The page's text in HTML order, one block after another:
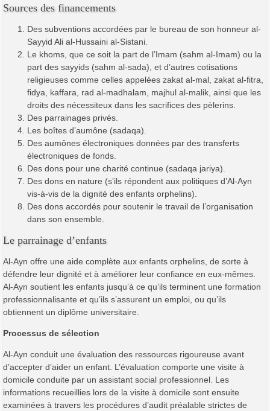
Sources des financements
Des subventions accordées par le bureau de son honneur al-
Sayyid Ali al-Hussaini al-Sistani.
Le khoms, que ce soit la part de l’Imam (sahm al-Imam) ou la
part des sayyids (sahm al-sada), et d’autres cotisations
religieuses comme celles appelées zakat al-mal, zakat al-fitra,
fidya, kaffara, rad al-madhalam, majhul al-malik, ainsi que les
droits des nécessiteux dans les sacrifices des pèlerins.
Des parrainages privés.
Les boîtes d’aumône (sadaqa).
Des aumônes électroniques données par des transferts
électroniques de fonds.
Des dons pour une charité continue (sadaqa jariya).
Des dons en nature (s’ils répondent aux politiques d’Al-Ayn
vis-à-vis de la dignité des enfants orphelins).
Des dons accordés pour soutenir le travail de l’organisation
dans son ensemble.
Le parrainage d’enfants
Al-Ayn offre une aide complète aux enfants orphelins, de sorte à
défendre leur dignité et à améliorer leur confiance en eux-mêmes.
Al-Ayn soutient les enfants jusqu’à ce qu’ils terminent une formation
professionnalisante et qu’ils s’assurent un emploi, ou qu’ils
obtiennent un diplôme universitaire.
Processus de sélection
Al-Ayn conduit une évaluation des ressources rigoureuse avant
d’accepter d’aider un enfant. L’évaluation comporte une visite à
domicile conduite par un assistant social professionnel. Les
informations recueillies lors de la visite à domicile sont ensuite
examinées à travers les procédures d’audit préalable strictes de